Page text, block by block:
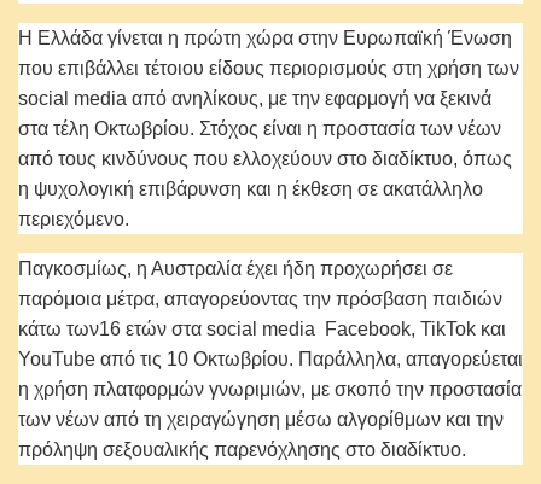
Η Ελλάδα γίνεται η πρώτη χώρα στην Ευρωπαϊκή Ένωση
που επιβάλλει τέτοιου είδους περιορισμούς στη χρήση των
social media από ανηλίκους, με την εφαρμογή να ξεκινά
στα τέλη Οκτωβρίου. Στόχος είναι η προστασία των νέων
από τους κινδύνους που ελλοχεύουν στο διαδίκτυο, όπως
η ψυχολογική επιβάρυνση και η έκθεση σε ακατάλληλο
περιεχόμενο.
Παγκοσμίως, η Αυστραλία έχει ήδη προχωρήσει σε
παρόμοια μέτρα, απαγορεύοντας την πρόσβαση παιδιών
κάτω των16 ετών στα social media Facebook, TikTok και
YouTube από τις 10 Οκτωβρίου. Παράλληλα, απαγορεύεται
η χρήση πλατφορμών γνωριμιών, με σκοπό την προστασία
των νέων από τη χειραγώγηση μέσω αλγορίθμων και την
πρόληψη σεξουαλικής παρενόχλησης στο διαδίκτυο.